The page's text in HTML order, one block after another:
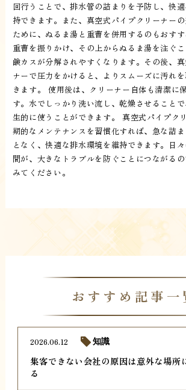
回行うことで、排水管の詰まりを予防し、快
持できます。また、真空式パイプクリーナー
ために、ぬるま湯と重曹を併用するのもおす
重曹を振りかけ、その上からぬるま湯を注ぐ
鹸カスが分解されやすくなります。その後、
ナーで圧力をかけると、よりスムーズに汚れ
きます。 使用後は、クリーナー自体も清潔に
す。水でしっかり洗い流し、乾燥させること
生的に使うことができます。 真空式パイプク
期的なメンテナンスを習慣化すれば、急な詰
となく、快適な排水環境を維持できます。日
間が、大きなトラブルを防ぐことにつながる
みてください。
おすすめ記事一
集客できない会社の原因は意外な場所
る
2026.06.12 知識